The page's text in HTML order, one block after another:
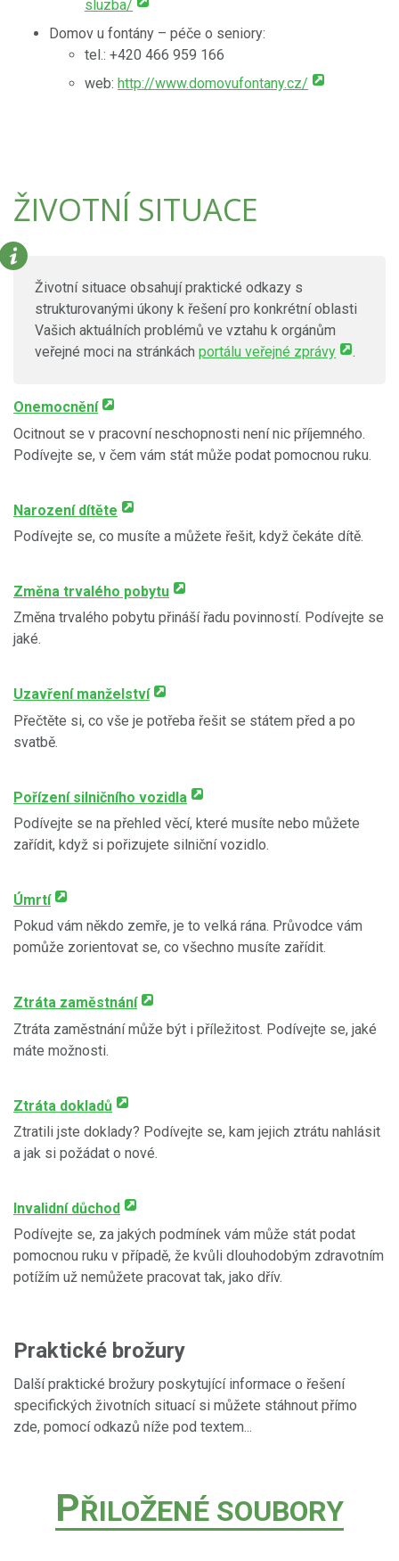
sluzba/
Domov u fontány – péče o seniory:
tel.: +420 466 959 166
web: http://www.domovufontany.cz/
ŽIVOTNÍ SITUACE
Životní situace obsahují praktické odkazy s
strukturovanými úkony k řešení pro konkrétní oblasti
Vašich aktuálních problémů ve vztahu k orgánům
veřejné moci na stránkách portálu veřejné zprávy .
Onemocnění
Ocitnout se v pracovní neschopnosti není nic příjemného.
Podívejte se, v čem vám stát může podat pomocnou ruku.
Narození dítěte
Podívejte se, co musíte a můžete řešit, když čekáte dítě.
Změna trvalého pobytu
Změna trvalého pobytu přináší řadu povinností. Podívejte se
jaké.
Uzavření manželství
Přečtěte si, co vše je potřeba řešit se státem před a po
svatbě.
Pořízení silničního vozidla
Podívejte se na přehled věcí, které musíte nebo můžete
zařídit, když si pořizujete silniční vozidlo.
Úmrtí
Pokud vám někdo zemře, je to velká rána. Průvodce vám
pomůže zorientovat se, co všechno musíte zařídit.
Ztráta zaměstnání
Ztráta zaměstnání může být i příležitost. Podívejte se, jaké
máte možnosti.
Ztráta dokladů
Ztratili jste doklady? Podívejte se, kam jejich ztrátu nahlásit
a jak si požádat o nové.
Invalidní důchod
Podívejte se, za jakých podmínek vám může stát podat
pomocnou ruku v případě, že kvůli dlouhodobým zdravotním
potížím už nemůžete pracovat tak, jako dřív.
Praktické brožury
Další praktické brožury poskytující informace o řešení
specifických životních situací si můžete stáhnout přímo
zde, pomocí odkazů níže pod textem...
PŘILOŽENÉ SOUBORY